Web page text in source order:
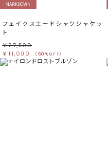
MARKDOWN
フェイクスエードシャツジャケッ
ト
￥27,500
￥11,000
（60%OFF）